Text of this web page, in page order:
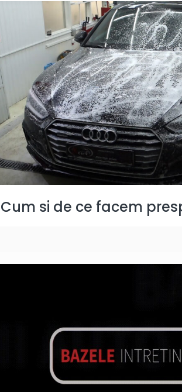
Cum si de ce facem